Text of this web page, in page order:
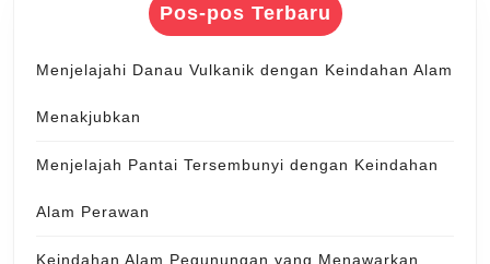
Pos-pos Terbaru
Menjelajahi Danau Vulkanik dengan Keindahan Alam
Menakjubkan
Menjelajah Pantai Tersembunyi dengan Keindahan
Alam Perawan
Keindahan Alam Pegunungan yang Menawarkan